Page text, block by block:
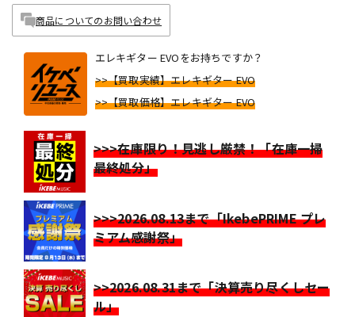
商品についてのお問い合わせ
エレキギター EVOをお持ちですか？
>>【買取実績】エレキギター EVO
>>【買取価格】エレキギター EVO
>>>在庫限り！見逃し厳禁！「在庫一掃
最終処分」
>>>2026.08.13まで「IkebePRIME プレ
ミアム感謝祭」
>>2026.08.31まで「決算売り尽くしセー
ル」